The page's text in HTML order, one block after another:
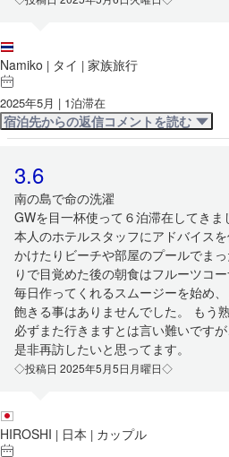
Namiko | タイ | 家族旅行
2025年5月 | 1泊滞在
宿泊先からの返信コメントを読む
3.6
南の島で命の洗濯
GWを目一杯使って６泊滞在してき
本人のホテルスタッフにアドバイス
かけたりビーチや部屋のプールでま
りで目覚めた後の朝食はフルーツコ
毎日作ってくれるスムージーを始め
飽きる事はありませんでした。 もう
必ずまた行きますとは言い難いです
是非再訪したいと思ってます。
◇投稿日 2025年5月5日月曜日◇
HIROSHI | 日本 | カップル